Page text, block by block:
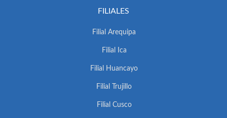
FILIALES
Filial Arequipa
Filial Ica
Filial Huancayo
Filial Trujillo
Filial Cusco